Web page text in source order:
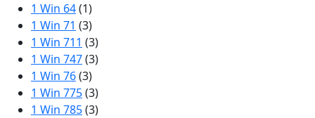
1 Win 64(1)
1 Win 71 (3)
1 Win 711 (3)
1 Win 747(3)
1 Win 76(3)
1 Win 775(3)
1 Win 785(3)